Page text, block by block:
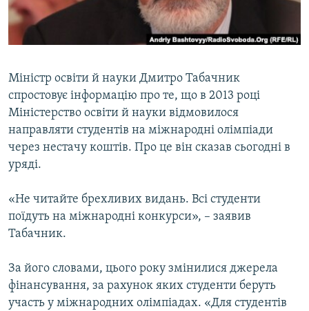
ВІДЕОУРОКИ «ELIFBE»
ІНФОГРАФІКА
Русский
Qırımtatar
ДОЛУЧАЙСЯ!
Усі сайти RFE/RL
Міністр освіти й науки Дмитро Табачник
спростовує інформацію про те, що в 2013 році
Міністерство освіти й науки відмовилося
направляти студентів на міжнародні олімпіади
через нестачу коштів. Про це він сказав сьогодні в
уряді.
«Не читайте брехливих видань. Всі студенти
поїдуть на міжнародні конкурси», – заявив
Табачник.
За його словами, цього року змінилися джерела
фінансування, за рахунок яких студенти беруть
участь у міжнародних олімпіадах. «Для студентів